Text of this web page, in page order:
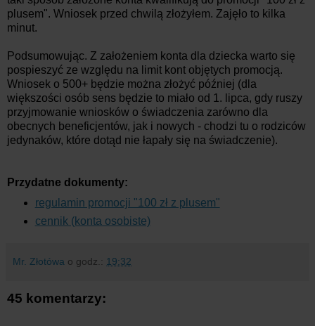
plusem". Wniosek przed chwilą złożyłem. Zajęło to kilka
minut.
Podsumowując. Z założeniem konta dla dziecka warto się
pospieszyć ze względu na limit kont objętych promocją.
Wniosek o 500+ będzie można złożyć później (dla
większości osób sens będzie to miało od 1. lipca, gdy ruszy
przyjmowanie wniosków o świadczenia zarówno dla
obecnych beneficjentów, jak i nowych - chodzi tu o rodziców
jedynaków, które dotąd nie łapały się na świadczenie).
Przydatne dokumenty:
regulamin promocji "100 zł z plusem"
cennik (konta osobiste)
Mr. Złotówa o godz.: 19:32
45 komentarzy: